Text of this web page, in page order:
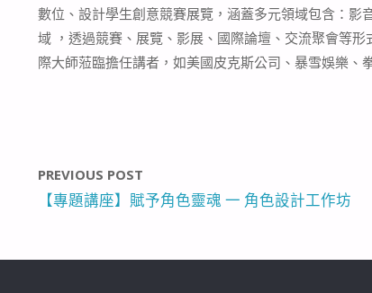
數位、設計學生創意競賽展覽，涵蓋多元領域包含：
域 ，透過競賽、展覽、影展、國際論壇、交流聚會等
際大師蒞臨擔任講者，如美國皮克斯公司、暴雪娛樂、
PREVIOUS POST
【專題講座】賦予角色靈魂 一 角色設計工作坊